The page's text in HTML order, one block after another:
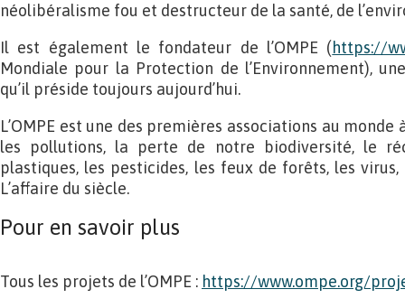
néolibéralisme fou et destructeur de la santé, de
Il est également le fondateur de l’OMPE (https://
Mondiale pour la Protection de l’Environnement),
qu’il préside toujours aujourd’hui.
L’OMPE est une des premières associations au
les pollutions, la perte de notre biodiversité, le
plastiques, les pesticides, les feux de forêts, les
L’affaire du siècle.
Pour en savoir plus
Tous les projets de l’OMPE : https://www.ompe.org/